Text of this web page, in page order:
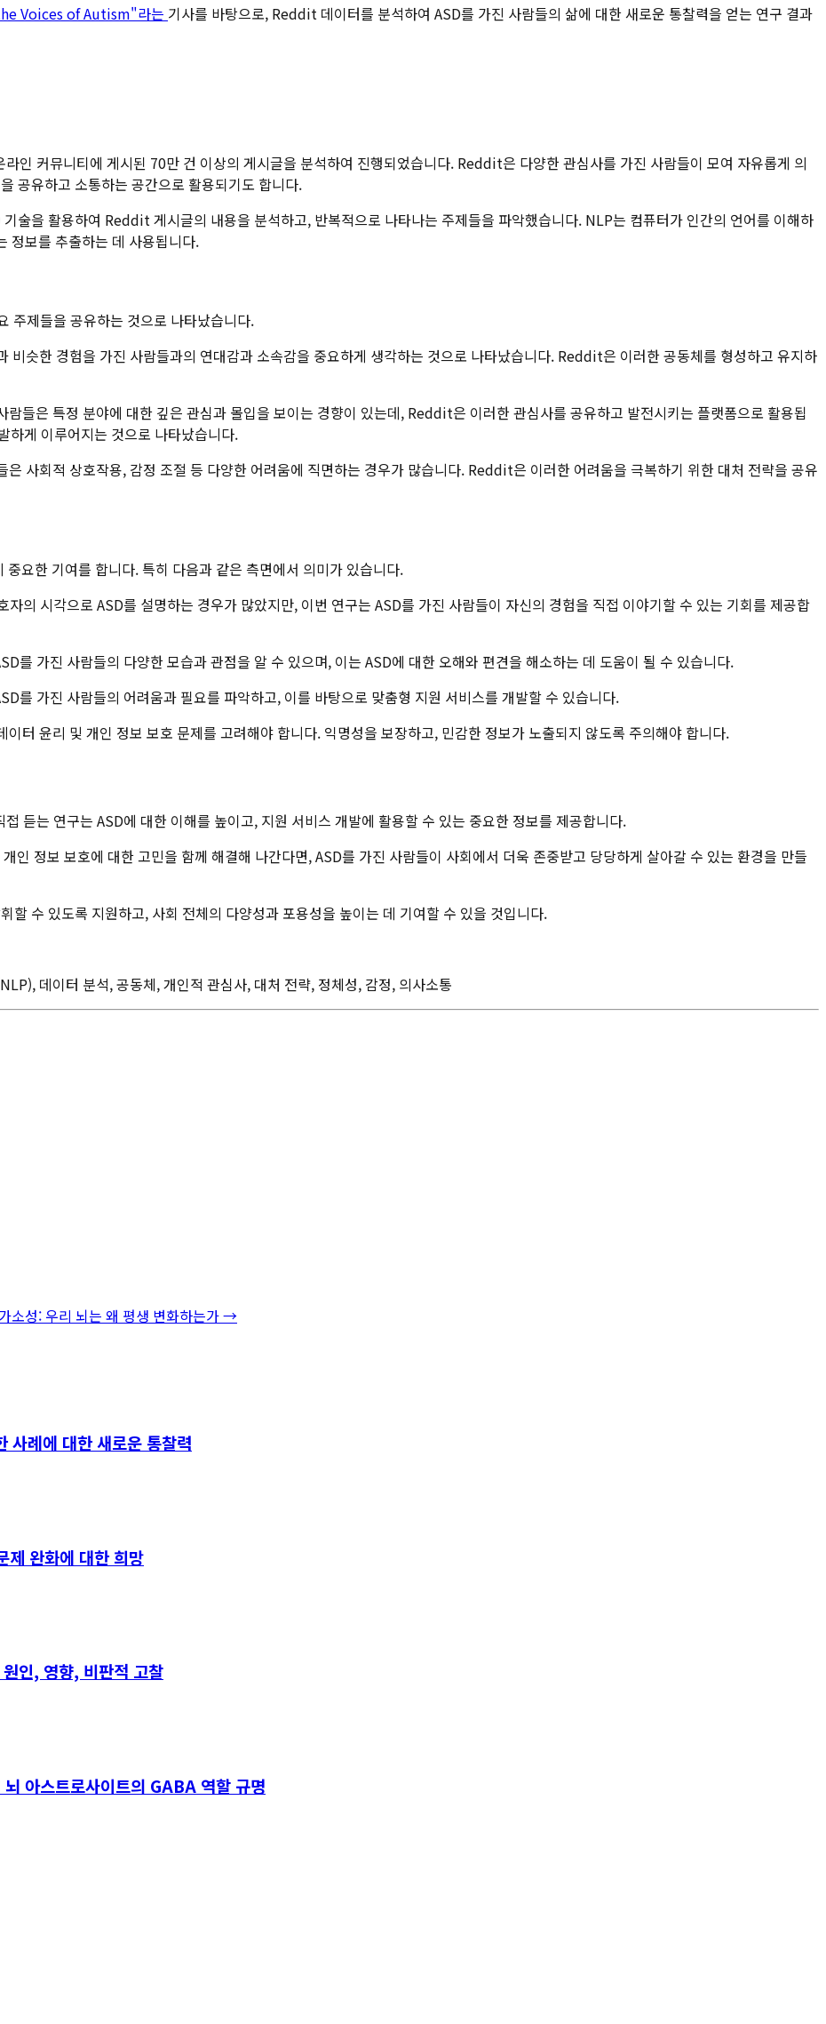
Voices of Autism"라는 기사를 바탕으로, Reddit 데이터를 분석하여 ASD를 가진 사람들의 삶에 대한 새로운 통찰력을 얻는 연구 결과
커뮤니티에 게시된 70만 건 이상의 게시글을 분석하여 진행되었습니다. Reddit은 다양한 관심사를 가진 사람들이 모여 자유롭게 의
공유하고 소통하는 공간으로 활용되기도 합니다.
을 활용하여 Reddit 게시글의 내용을 분석하고, 반복적으로 나타나는 주제들을 파악했습니다. NLP는 컴퓨터가 인간의 언어를 이해하
정보를 추출하는 데 사용됩니다.
주제들을 공유하는 것으로 나타났습니다.
슷한 경험을 가진 사람들과의 연대감과 소속감을 중요하게 생각하는 것으로 나타났습니다. Reddit은 이러한 공동체를 형성하고 유지하
들은 특정 분야에 대한 깊은 관심과 몰입을 보이는 경향이 있는데, Reddit은 이러한 관심사를 공유하고 발전시키는 플랫폼으로 활용됩
하게 이루어지는 것으로 나타났습니다.
사회적 상호작용, 감정 조절 등 다양한 어려움에 직면하는 경우가 많습니다. Reddit은 이러한 어려움을 극복하기 위한 대처 전략을 공유
요한 기여를 합니다. 특히 다음과 같은 측면에서 의미가 있습니다.
자의 시각으로 ASD를 설명하는 경우가 많았지만, 이번 연구는 ASD를 가진 사람들이 자신의 경험을 직접 이야기할 수 있는 기회를 제공합
를 가진 사람들의 다양한 모습과 관점을 알 수 있으며, 이는 ASD에 대한 오해와 편견을 해소하는 데 도움이 될 수 있습니다.
를 가진 사람들의 어려움과 필요를 파악하고, 이를 바탕으로 맞춤형 지원 서비스를 개발할 수 있습니다.
터 윤리 및 개인 정보 보호 문제를 고려해야 합니다. 익명성을 보장하고, 민감한 정보가 노출되지 않도록 주의해야 합니다.
듣는 연구는 ASD에 대한 이해를 높이고, 지원 서비스 개발에 활용할 수 있는 중요한 정보를 제공합니다.
인 정보 보호에 대한 고민을 함께 해결해 나간다면, ASD를 가진 사람들이 사회에서 더욱 존중받고 당당하게 살아갈 수 있는 환경을 만들
할 수 있도록 지원하고, 사회 전체의 다양성과 포용성을 높이는 데 기여할 수 있을 것입니다.
데이터 분석, 공동체, 개인적 관심사, 대처 전략, 정체성, 감정, 의사소통
소성: 우리 뇌는 왜 평생 변화하는가→
사례에 대한 새로운 통찰력
완화에 대한 희망
인, 영향, 비판적 고찰
아스트로사이트의 GABA 역할 규명